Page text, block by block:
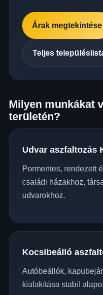
Árak megtekintése
Teljes
Milyen munkákat
területén?
Udvar aszfaltozás
Pormentes, rendezett
családi házakhoz,
udvarokhoz.
Kocsibeálló
Autóbeállók,
kialakítása stabil